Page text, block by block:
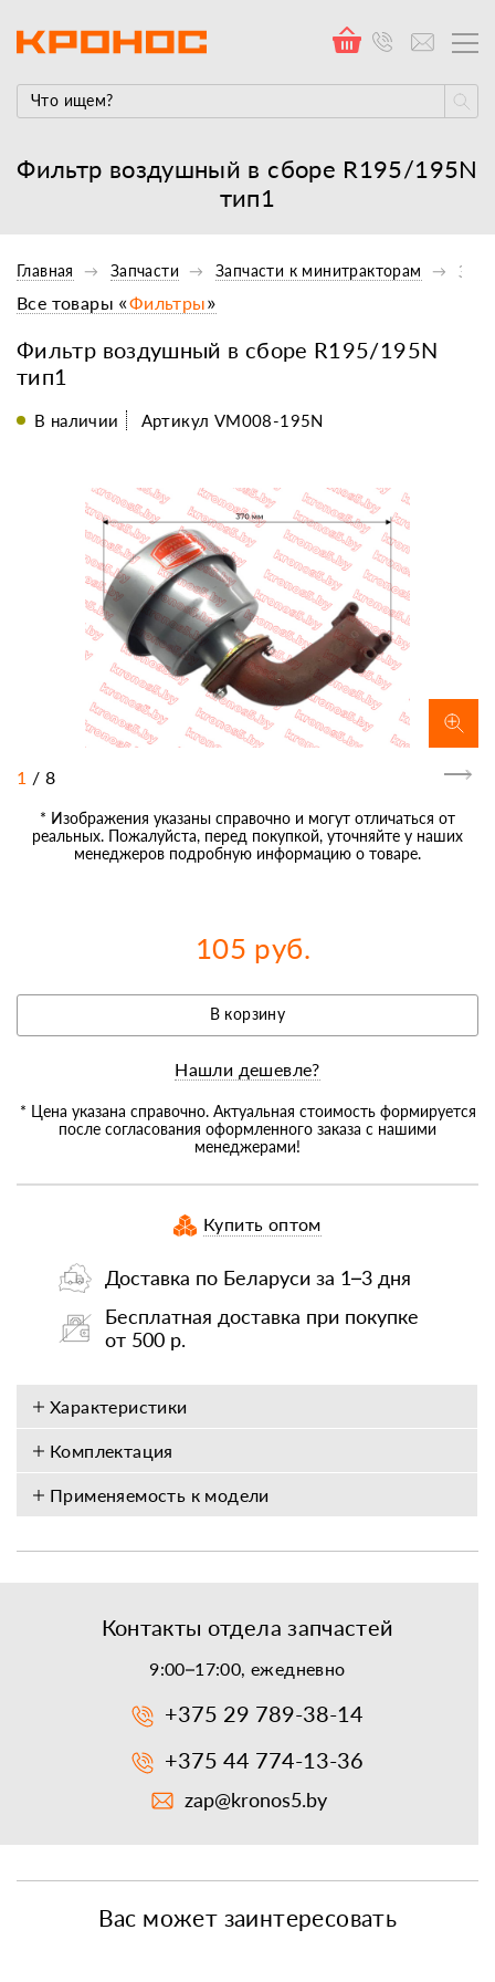
Фильтр воздушный в сборе R195/195N
тип1
Главная Запчасти Запчасти к минитракторам
Фильтр воздушный в сборе R195/195N
тип1
Все товары «Фильтры»
В наличии Артикул VM008-195N
1 / 8
* Изображения указаны справочно и могут отличаться от
реальных. Пожалуйста, перед покупкой, уточняйте у наших
менеджеров подробную информацию о товаре.
105 руб.
В корзину
Нашли дешевле?
* Цена указана справочно. Актуальная стоимость формируется
после согласования оформленного заказа с нашими
менеджерами!
Купить оптом
Доставка по Беларуси за 1–3 дня
Бесплатная доставка при покупке
от 500 р.
Характеристики
Комплектация
Применяемость к модели
Контакты отдела запчастей
9:00–17:00, ежедневно
+375 29 789-38-14
+375 44 774-13-36
zap@kronos5.by
Вас может заинтересовать